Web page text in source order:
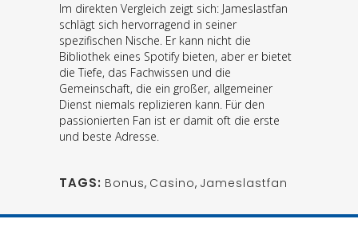
Im direkten Vergleich zeigt sich: Jameslastfan
schlägt sich hervorragend in seiner
spezifischen Nische. Er kann nicht die
Bibliothek eines Spotify bieten, aber er bietet
die Tiefe, das Fachwissen und die
Gemeinschaft, die ein großer, allgemeiner
Dienst niemals replizieren kann. Für den
passionierten Fan ist er damit oft die erste
und beste Adresse.
TAGS: Bonus, Casino, Jameslastfan